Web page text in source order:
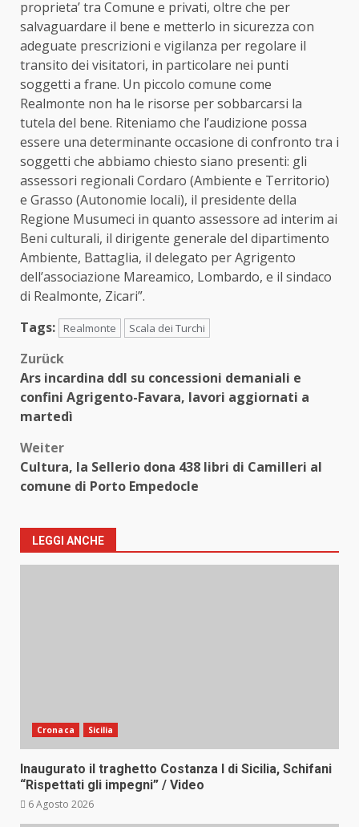
proprieta’ tra Comune e privati, oltre che per
salvaguardare il bene e metterlo in sicurezza con
adeguate prescrizioni e vigilanza per regolare il
transito dei visitatori, in particolare nei punti
soggetti a frane. Un piccolo comune come
Realmonte non ha le risorse per sobbarcarsi la
tutela del bene. Riteniamo che l’audizione possa
essere una determinante occasione di confronto tra i
soggetti che abbiamo chiesto siano presenti: gli
assessori regionali Cordaro (Ambiente e Territorio)
e Grasso (Autonomie locali), il presidente della
Regione Musumeci in quanto assessore ad interim ai
Beni culturali, il dirigente generale del dipartimento
Ambiente, Battaglia, il delegato per Agrigento
dell’associazione Mareamico, Lombardo, e il sindaco
di Realmonte, Zicari”.
Tags:
Realmonte Scala dei Turchi
Beitragsnavigation
Zurück
Ars incardina ddl su concessioni demaniali e
confini Agrigento-Favara, lavori aggiornati a
martedì
Weiter
Cultura, la Sellerio dona 438 libri di Camilleri al
comune di Porto Empedocle
LEGGI ANCHE
Cronaca Sicilia
Inaugurato il traghetto Costanza I di Sicilia, Schifani
“Rispettati gli impegni” / Video
6 Agosto 2026